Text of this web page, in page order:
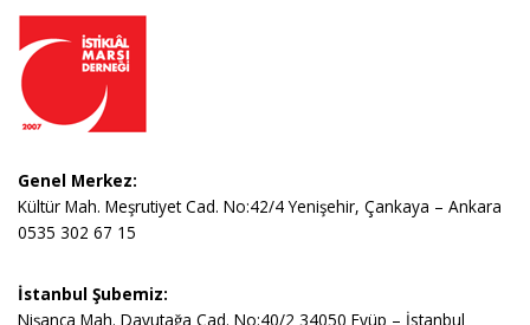
Genel Merkez:
Kültür Mah. Meşrutiyet Cad. No:42/4 Yenişehir, Çankaya – Ankara
0535 302 67 15
İstanbul Şubemiz:
Nişanca Mah. Davutağa Cad. No:40/2 34050 Eyüp – İstanbul